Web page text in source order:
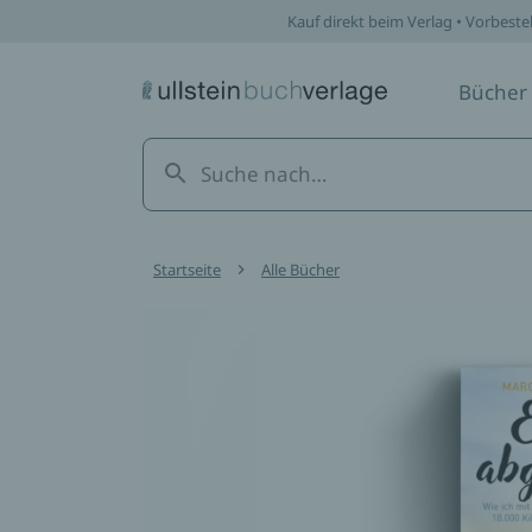
Kauf direkt beim Verlag •
Bücher
Startseite Alle Bücher